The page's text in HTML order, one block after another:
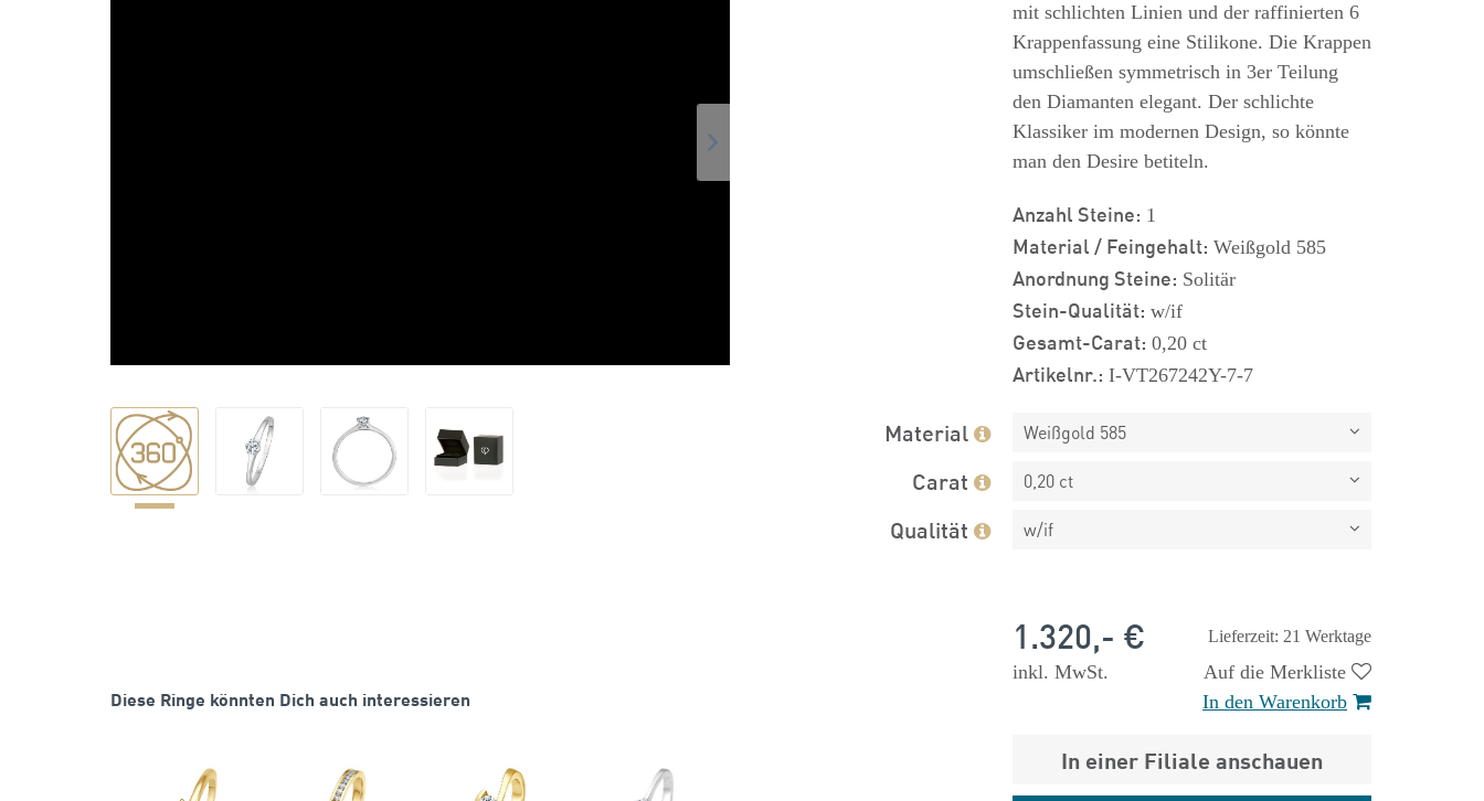
Diese Ringe könnten Dich auch interessieren
mit schlichten Linien und der raffinierten 6
Krappenfassung eine Stilikone. Die Krappen
umschließen symmetrisch in 3er Teilung
den Diamanten elegant. Der schlichte
Klassiker im modernen Design, so könnte
man den Desire betiteln.
Anzahl Steine: 1
Material / Feingehalt: Weißgold 585
Anordnung Steine: Solitär
Stein-Qualität: w/if
Gesamt-Carat: 0,20 ct
Artikelnr.: I-VT267242Y-7-7
Material Weißgold 585
Carat 0,20 ct
Qualität w/if
Lieferzeit: 21 Werktage
1.320,- €
inkl. MwSt.
Auf die Merkliste
In den Warenkorb
In einer Filiale anschauen